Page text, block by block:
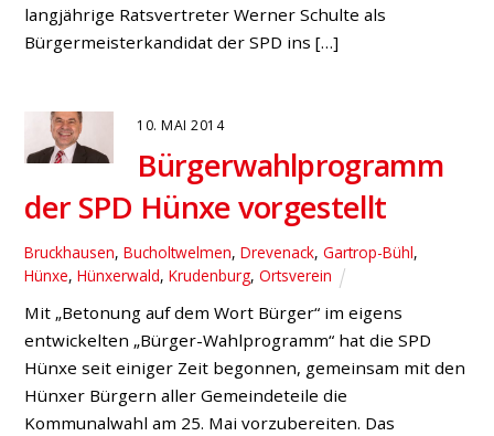
langjährige Ratsvertreter Werner Schulte als
Bürgermeisterkandidat der SPD ins […]
10. MAI 2014
Bürgerwahlprogramm
der SPD Hünxe vorgestellt
Bruckhausen,Bucholtwelmen,Drevenack,Gartrop-Bühl,
Hünxe,Hünxerwald,Krudenburg,Ortsverein
Mit „Betonung auf dem Wort Bürger“ im eigens
entwickelten „Bürger-Wahlprogramm“ hat die SPD
Hünxe seit einiger Zeit begonnen, gemeinsam mit den
Hünxer Bürgern aller Gemeindeteile die
Kommunalwahl am 25. Mai vorzubereiten. Das